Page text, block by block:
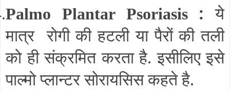
Palmo Plantar Psoriasis: ये
मात्र रोगी की हटली या पैरों की तली
को ही संक्रमित करता है. इसीलिए इसे
पाल्मो प्लान्टर सोरायसिस कहते है.